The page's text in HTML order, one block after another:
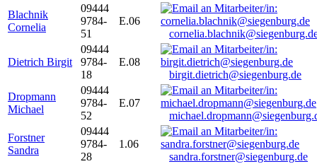
Blachnik
Cornelia
09444
9784-
51
E.06
Dietrich Birgit
09444
9784-
18
E.08
birgit.dietrich@siegenburg.de
Dropmann
Michael
09444
9784-
52
E.07
Forstner
Sandra
09444
9784-
28
1.06
sandra.forstner@siegenburg.de